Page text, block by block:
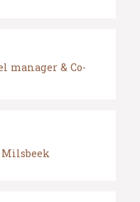
manager & Co-